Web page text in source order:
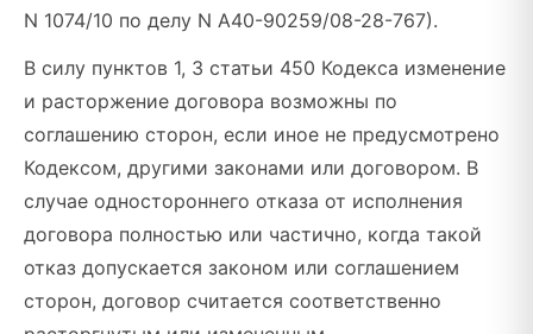
N 1074/10 по делу N А40-90259/08-28-767).
В силу пунктов 1, 3 статьи 450 Кодекса изменение
и расторжение договора возможны по
соглашению сторон, если иное не предусмотрено
Кодексом, другими законами или договором. В
случае одностороннего отказа от исполнения
договора полностью или частично, когда такой
отказ допускается законом или соглашением
сторон, договор считается соответственно